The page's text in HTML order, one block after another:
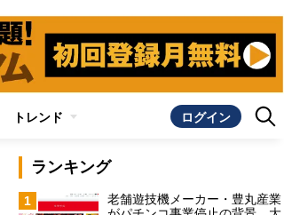
トレンド ログイン
ランキング
1
老舗遊技機メーカー・豊丸産業